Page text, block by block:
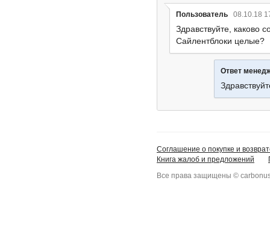
Пользователь 08.10.18
Здравствуйте, каково
Сайлентблоки целые?
Ответ
Соглашение о покупке и
Книга жалоб и предложений
Все права защищены ©